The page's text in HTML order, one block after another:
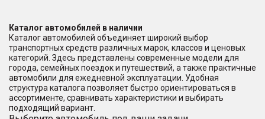
Каталог автомобилей в наличии
Каталог автомобилей объединяет широкий выбор
транспортных средств различных марок, классов и ценовых
категорий. Здесь представлены современные модели для
города, семейных поездок и путешествий, а также практичные
автомобили для ежедневной эксплуатации. Удобная
структура каталога позволяет быстро ориентироваться в
ассортименте, сравнивать характеристики и выбирать
подходящий вариант.